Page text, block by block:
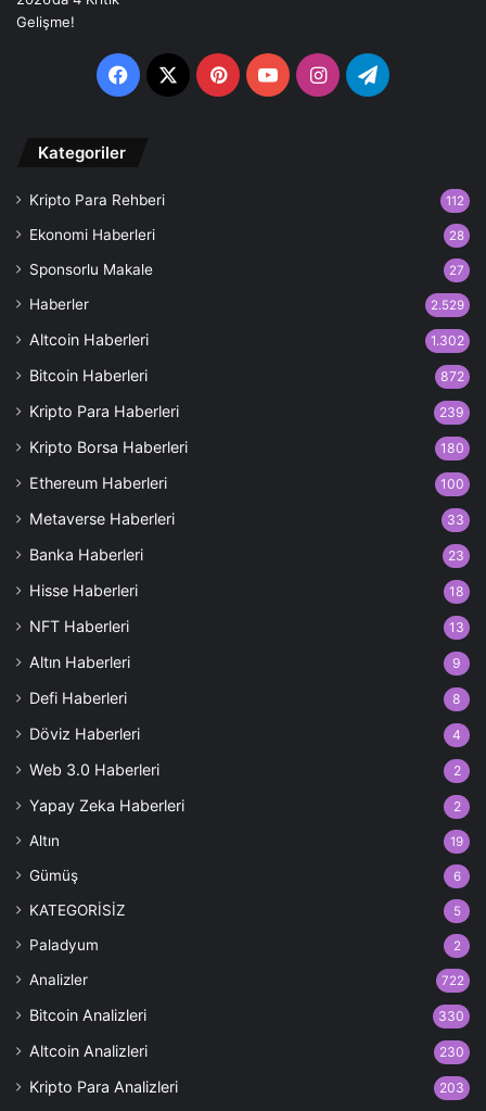
Facebook
X PinterestYouTubeInstagramTelegram
Kategoriler
Kripto Para Rehberi 112
Ekonomi Haberleri 28
Sponsorlu Makale 27
Haberler 2.529
Altcoin Haberleri 1.302
Bitcoin Haberleri 872
Kripto Para Haberleri 239
Kripto Borsa Haberleri 180
Ethereum Haberleri 100
Metaverse Haberleri 33
Banka Haberleri 23
Hisse Haberleri 18
NFT Haberleri 13
Altın Haberleri 9
Defi Haberleri 8
Döviz Haberleri 4
Web 3.0 Haberleri 2
Yapay Zeka Haberleri 2
Altın 19
Gümüş 6
KATEGORİSİZ 5
Paladyum 2
Analizler 722
Bitcoin Analizleri 330
Altcoin Analizleri 230
Kripto Para Analizleri 203